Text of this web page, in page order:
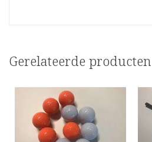
Gerelateerde producten